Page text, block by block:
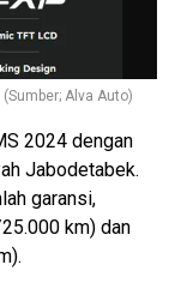
Alva Auto)
2024 dengan
Jabodetabek.
garansi,
km) dan